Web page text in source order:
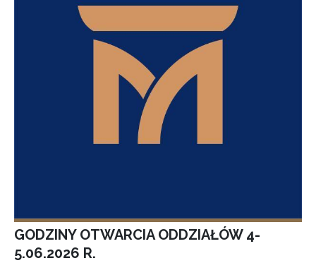
GODZINY OTWARCIA ODDZIAŁÓW 4-
5.06.2026 R.